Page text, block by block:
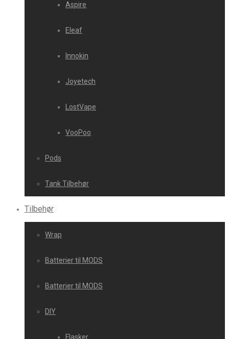
Aspire
Eleaf
Innokin
Joyetech
LostVape
VooPoo
Pods
Tank Tilbehør
Tilbehør
Wrap
Batterier til MODS
Batterier til MODS
DIY
Flasker